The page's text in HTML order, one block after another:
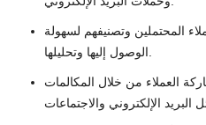
المحتملين وتصنيفهم لسهولة
العملاء من خلال المكالمات